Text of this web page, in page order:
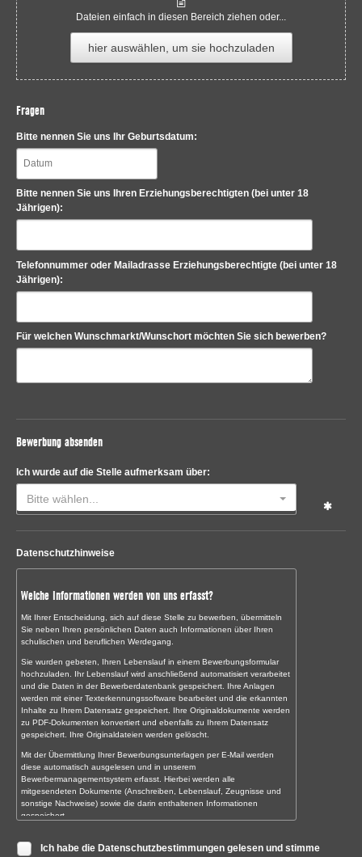
Dateien einfach in diesen Bereich ziehen oder...
hier auswählen, um sie hochzuladen
Fragen
Bitte nennen Sie uns Ihr Geburtsdatum:
Bitte nennen Sie uns Ihren Erziehungsberechtigten (bei unter 18
Jährigen):
Telefonnummer oder Mailadrasse Erziehungsberechtigte (bei unter 18
Jährigen):
Für welchen Wunschmarkt/Wunschort möchten Sie sich bewerben?
Bewerbung absenden
Ich wurde auf die Stelle aufmerksam über:
Bitte wählen...
Datenschutzhinweise
Welche Informationen werden von uns erfasst?
Mit Ihrer Entscheidung, sich auf diese Stelle zu bewerben, übermitteln
Sie neben Ihren persönlichen Daten auch Informationen über Ihren
schulischen und beruflichen Werdegang.
Sie wurden gebeten, Ihren Lebenslauf in einem Bewerbungsformular
hochzuladen. Ihr Lebenslauf wird anschließend automatisiert verarbeitet
und die Daten in der Bewerberdatenbank gespeichert. Ihre Anlagen
werden mit einer Texterkennungssoftware bearbeitet und die erkannten
Inhalte zu Ihrem Datensatz gespeichert. Ihre Originaldokumente werden
zu PDF-Dokumenten konvertiert und ebenfalls zu Ihrem Datensatz
gespeichert. Ihre Originaldateien werden gelöscht.
Mit der Übermittlung Ihrer Bewerbungsunterlagen per E-Mail werden
diese automatisch ausgelesen und in unserem
Bewerbermanagementsystem erfasst. Hierbei werden alle
mitgesendeten Dokumente (Anschreiben, Lebenslauf, Zeugnisse und
sonstige Nachweise) sowie die darin enthaltenen Informationen
gespeichert.
dem Postweg übermitteln, digitalisieren wir diese zunächst und erfassen
Ich habe die Datenschutzbestimmungen gelesen und stimme